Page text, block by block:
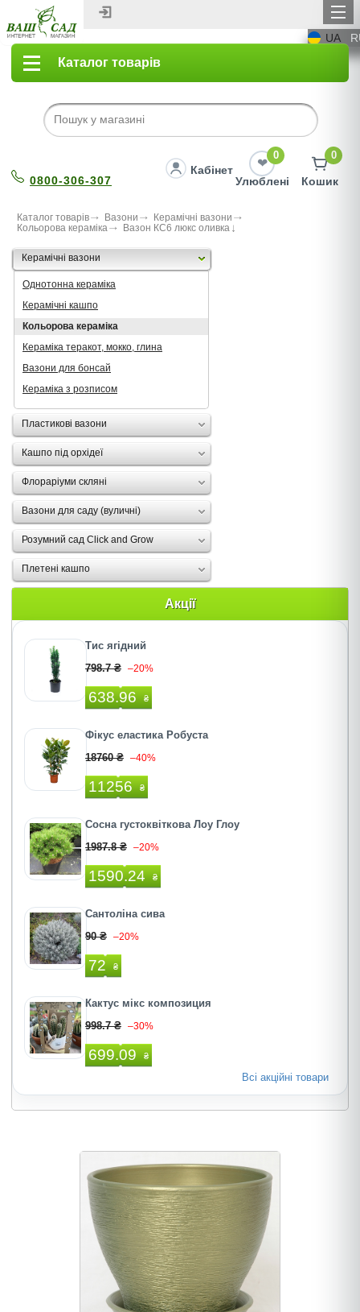
UA
Каталог товарів
0800-306-307
Кабінет
0
Улюблені
0
Кошик
Каталог товарів Вазони
Керамічні вазони
Кольорова кераміка
Вазон КС6 люкс оливка
Керамічні вазони
Однотонна кераміка
Керамічні кашпо
Кольорова кераміка
Кераміка теракот, мокко, глина
Вазони для бонсай
Кераміка з розписом
Пластикові вазони
Кашпо під орхідеї
Флораріуми скляні
Вазони для саду (вуличні)
Розумний сад Click and Grow
Плетені кашпо
Акції
Тис ягідний
798.7 ₴ –20%
638.96 ₴
Фікус еластика Робуста
18760 ₴ –40%
11256 ₴
Сосна густоквіткова Лоу Глоу
1987.8 ₴ –20%
1590.24 ₴
Сантоліна сива
90 ₴ –20%
72 ₴
Кактус мiкс композиция
998.7 ₴ –30%
699.09 ₴
Всі акційні товари